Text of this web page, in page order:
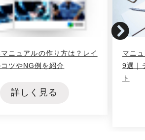
マニュアルの作り方は？レイ
ツやNG例を紹介
詳しく見る
マニ
9選｜
ト